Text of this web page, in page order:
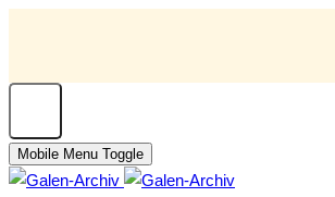
Mobile Menu Toggle